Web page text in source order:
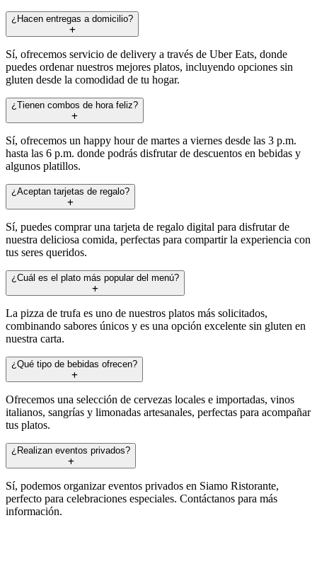
¿Hacen entregas a domicilio?
Sí, ofrecemos servicio de delivery a través de Uber Eats, donde
puedes ordenar nuestros mejores platos, incluyendo opciones sin
gluten desde la comodidad de tu hogar.
¿Tienen combos de hora feliz?
Sí, ofrecemos un happy hour de martes a viernes desde las 3 p.m.
hasta las 6 p.m. donde podrás disfrutar de descuentos en bebidas y
algunos platillos.
¿Aceptan tarjetas de regalo?
Sí, puedes comprar una tarjeta de regalo digital para disfrutar de
nuestra deliciosa comida, perfectas para compartir la experiencia con
tus seres queridos.
¿Cuál es el plato más popular del menú?
La pizza de trufa es uno de nuestros platos más solicitados,
combinando sabores únicos y es una opción excelente sin gluten en
nuestra carta.
¿Qué tipo de bebidas ofrecen?
Ofrecemos una selección de cervezas locales e importadas, vinos
italianos, sangrías y limonadas artesanales, perfectas para acompañar
tus platos.
¿Realizan eventos privados?
Sí, podemos organizar eventos privados en Siamo Ristorante,
perfecto para celebraciones especiales. Contáctanos para más
información.